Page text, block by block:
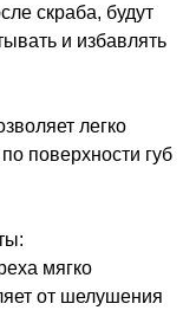
скраба, будут
и избавлять
легко
поверхности губ
мягко
от шелушения